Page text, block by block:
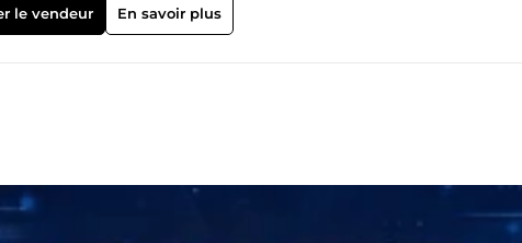
transmettre des compétences pratiques, aider chacun à profiter des
concrets.
le vendeur En savoir plus